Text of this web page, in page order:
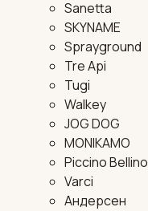
Sanetta
SKYNAME
Sprayground
Tre Api
Tugi
Walkey
JOG DOG
MONIKAMO
Piccino Bellino
Varci
Андерсен